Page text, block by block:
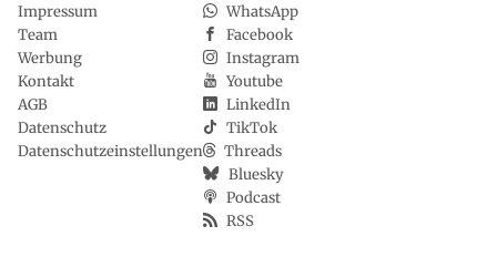
Impressum
Team
Werbung
Kontakt
AGB
Datenschutz
Datenschutzeinstellungen
WhatsApp
Facebook
Instagram
Youtube
LinkedIn
TikTok
Threads
Bluesky
Podcast
RSS